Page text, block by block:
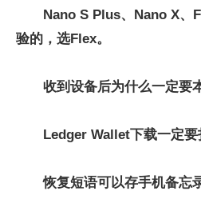
Nano S Plus、Nano X、
验的，选Flex。
收到设备后为什么一定要
Ledger Wallet下载一定要
恢复短语可以存手机备忘